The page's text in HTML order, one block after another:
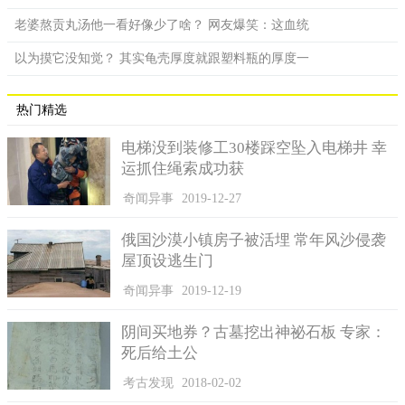
老婆熬贡丸汤他一看好像少了啥？ 网友爆笑：这血统
以为摸它没知觉？ 其实龟壳厚度就跟塑料瓶的厚度一
热门精选
电梯没到装修工30楼踩空坠入电梯井 幸
运抓住绳索成功获
奇闻异事 2019-12-27
俄国沙漠小镇房子被活埋 常年风沙侵袭
屋顶设逃生门
奇闻异事 2019-12-19
阴间买地券？古墓挖出神祕石板 专家：
死后给土公
考古发现 2018-02-02